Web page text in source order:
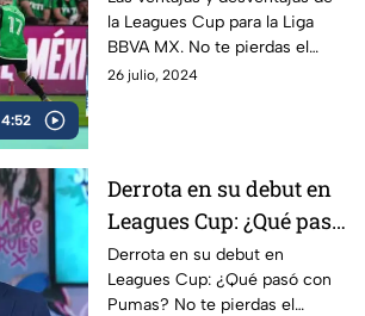
4:52
Liga BBVA MX |
Summer Show
la Leagues Cup para la Liga
BBVA MX. No te pierdas el
Summer Show de lunes a
26 julio, 2024
Derrota en su debut en
Leagues Cup: ¿Qué pasó
con Pumas? | Summer
Show
Derrota en su debut en
Leagues Cup: ¿Qué pasó con
Pumas? No te pierdas el